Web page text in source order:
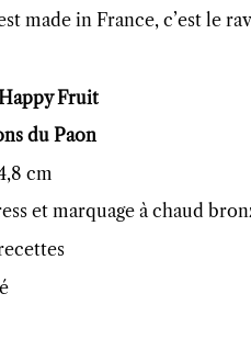
made in France, c’est le
Fruit
du Paon
cm
et marquage à chaud